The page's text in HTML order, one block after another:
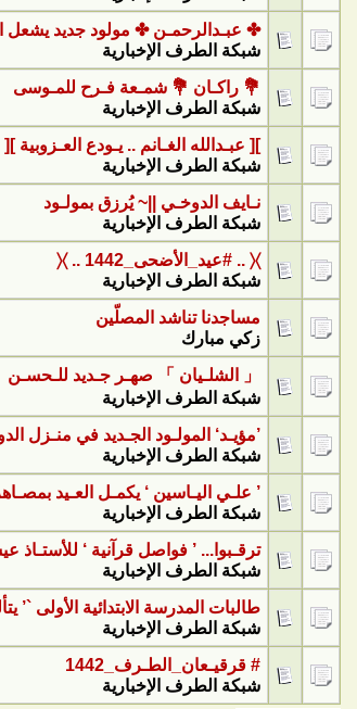
✤ عبـدالرحمـن ✤ مولود جديد يشعل
شبكة الطرف الإخبارية
💐 راكـان 💐 شمـعة فـرح للمـوسى
شبكة الطرف الإخبارية
][ عبـدالله الغـانم .. يـودع العـزوبية ][
شبكة الطرف الإخبارية
نـايف الدوخـي ||~ يُرزق بمولـود
شبكة الطرف الإخبارية
〉〈 .. #عيد_الأضحى_1442 .. 〉〈
شبكة الطرف الإخبارية
مساجدنا تناشد المصلّين
زكي مبارك
「 الشلـيان 」 صهـر جـديد للـحسـن
شبكة الطرف الإخبارية
’مؤيـد‘ المولـود الجـديد في منـزل
شبكة الطرف الإخبارية
’ علـي اليـاسين ‘ يكمـل العـيد
شبكة الطرف الإخبارية
ترقـبوا... ’ فواصل قرآنية ‘ للأستـاذ
شبكة الطرف الإخبارية
طالبات المدرسة الابتدائية الأولى `’
شبكة الطرف الإخبارية
# قرقيـعان_الطـرف_1442
شبكة الطرف الإخبارية